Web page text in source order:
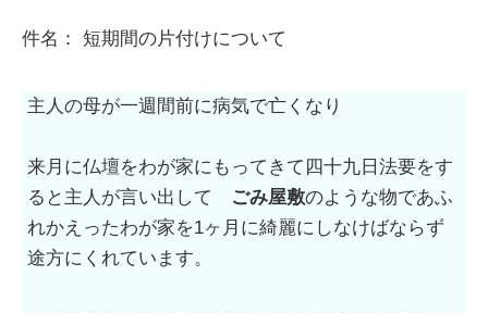
件名： 短期間の片付けについて
主人の母が一週間前に病気で亡くなり
来月に仏壇をわが家にもってきて四十九日法要をす
ると主人が言い出して
ごみ屋敷のような物であふ
れかえったわが家を1ヶ月に綺麗にしなけばならず
途方にくれています。